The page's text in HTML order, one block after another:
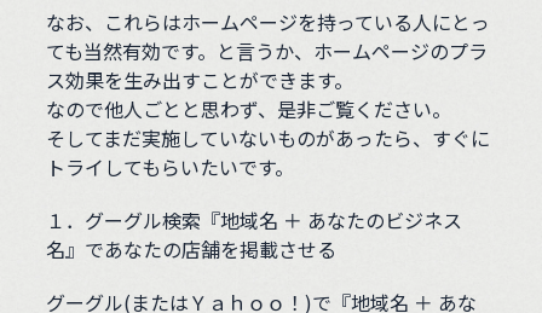
なお、これらはホームページを持っている人にとっ
ても当然有効です。と言うか、ホームページのプラ
ス効果を生み出すことができます。
なので他人ごとと思わず、是非ご覧ください。
そしてまだ実施していないものがあったら、すぐに
トライしてもらいたいです。
１．グーグル検索『地域名 ＋ あなたのビジネス
名』であなたの店舗を掲載させる
グーグル(またはＹａｈｏｏ！)で『地域名 ＋ あな